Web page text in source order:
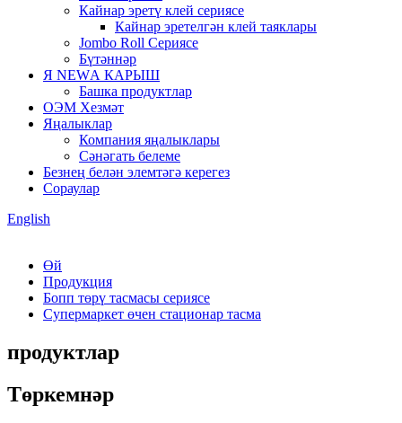
Кайнар эретү клей сериясе
Кайнар эретелгән клей таяклары
Jombo Roll Сериясе
Бүтәннәр
Я NEWА КАРЫШ
Башка продуктлар
ОЭМ Хезмәт
Яңалыклар
Компания яңалыклары
Сәнәгать белеме
Безнең белән элемтәгә керегез
Сораулар
English
Өй
Продукция
Бопп төрү тасмасы сериясе
Супермаркет өчен стационар тасма
продуктлар
Төркемнәр